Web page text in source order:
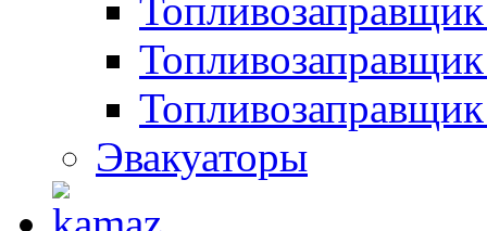
Эвакуаторы